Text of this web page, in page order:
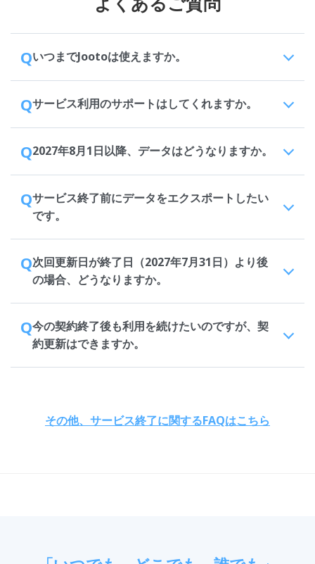
QいつまでJootoは使えますか。
Qサービス利用のサポートはしてくれますか。
Q2027年8月1日以降、データはどうなりますか。
Qサービス終了前にデータをエクスポートしたい
です。
Q次回更新日が終了日（2027年7月31日）より後
の場合、どうなりますか。
Q今の契約終了後も利用を続けたいのですが、契
約更新はできますか。
その他、サービス終了に関するFAQはこちら